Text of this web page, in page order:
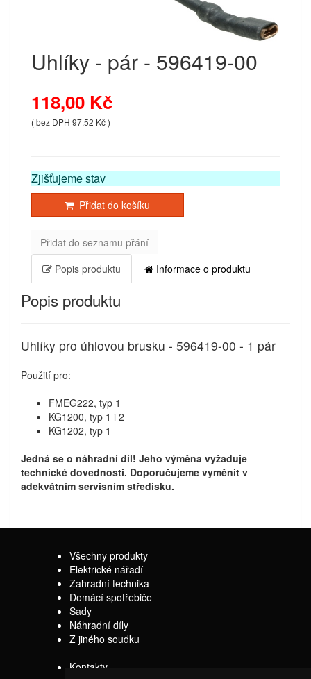
Uhlíky - pár - 596419-00
118,00 Kč
( bez DPH 97,52 Kč )
Zjišťujeme stav
Přidat do košíku
Přidat do seznamu přání
Popis produktu
Informace o produktu
Popis produktu
Uhlíky pro úhlovou brusku - 596419-00 - 1 pár
Použití pro:
FMEG222, typ 1
KG1200, typ 1 i 2
KG1202, typ 1
Jedná se o náhradní díl! Jeho výměna vyžaduje
technické dovednosti. Doporučujeme vyměnit v
adekvátním servisním středisku.
Všechny produkty
Elektrické nářadí
Zahradní technika
Domácí spotřebiče
Sady
Náhradní díly
Z jiného soudku
Kontakty